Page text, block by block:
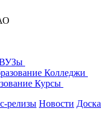
Колледжи
Курсы
релизы Новости